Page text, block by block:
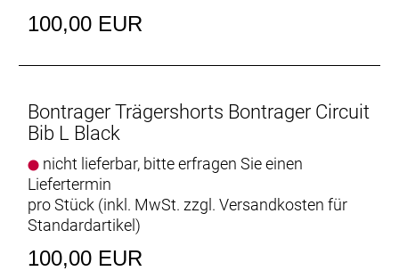
100,00 EUR
Bontrager Trägershorts Bontrager Circuit
Bib L Black
nicht lieferbar, bitte erfragen Sie einen
Liefertermin
pro Stück (inkl. MwSt. zzgl. Versandkosten für
Standardartikel)
100,00 EUR